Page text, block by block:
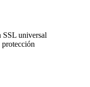
SSL universal